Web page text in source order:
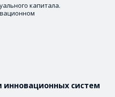
капитала.
инновационных систем